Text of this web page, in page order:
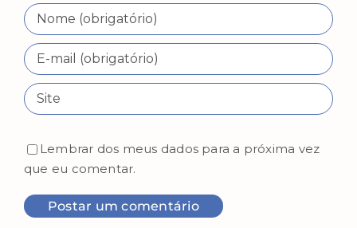
Lembrar dos meus dados para a próxima vez
que eu comentar.